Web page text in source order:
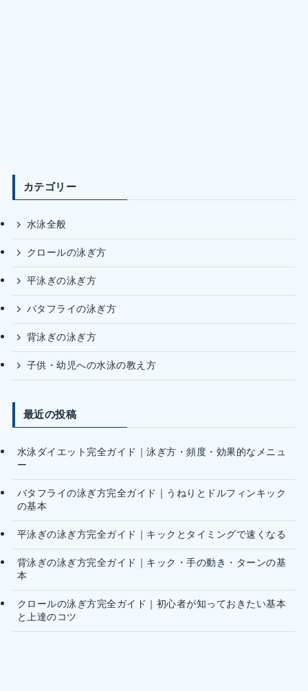
カテゴリー
水泳全般
クロールの泳ぎ方
平泳ぎの泳ぎ方
バタフライの泳ぎ方
背泳ぎの泳ぎ方
子供・幼児への水泳の教え方
最近の投稿
水泳ダイエット完全ガイド｜泳ぎ方・頻度・効果的なメニュ
ー
バタフライの泳ぎ方完全ガイド｜うねりとドルフィンキック
の基本
平泳ぎの泳ぎ方完全ガイド｜キックとタイミングで速くなる
背泳ぎの泳ぎ方完全ガイド｜キック・手の動き・ターンの基
本
クロールの泳ぎ方完全ガイド｜初心者が知っておきたい基本
と上達のコツ